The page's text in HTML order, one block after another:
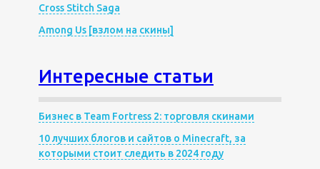
Cross Stitch Saga
Among Us [взлом на скины]
Интересные статьи
Бизнес в Team Fortress 2: торговля скинами
10 лучших блогов и сайтов о Minecraft, за
которыми стоит следить в 2024 году